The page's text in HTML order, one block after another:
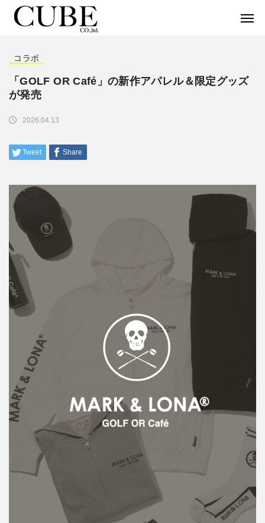
コラボ
「GOLF OR Café」の新作アパレル＆限定グッズ
が発売
2026.04.13